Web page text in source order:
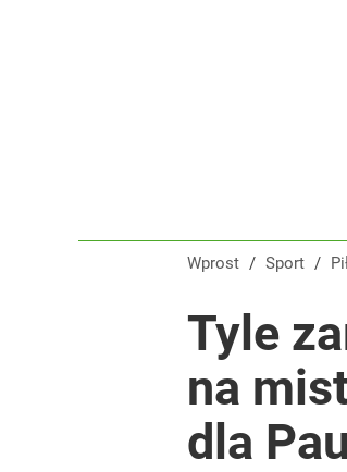
Wprost / Sport /
Tyle
na
dla